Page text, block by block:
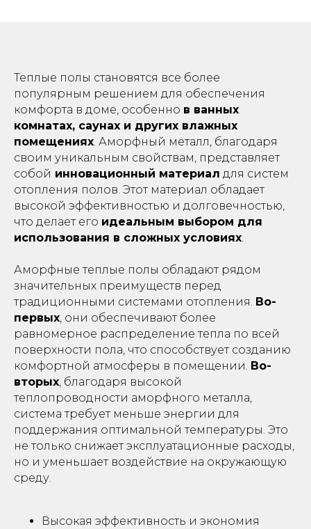
Теплые полы становятся все более
популярным решением для обеспечения
комфорта в доме, особенно в ванных
комнатах, саунах и других влажных
помещениях. Аморфный металл, благодаря
своим уникальным свойствам, представляет
собой инновационный материал для систем
отопления полов. Этот материал обладает
высокой эффективностью и долговечностью,
что делает его идеальным выбором для
использования в сложных условиях.
Аморфные теплые полы обладают рядом
значительных преимуществ перед
традиционными системами отопления. Во-
первых, они обеспечивают более
равномерное распределение тепла по всей
поверхности пола, что способствует созданию
комфортной атмосферы в помещении. Во-
вторых, благодаря высокой
теплопроводности аморфного металла,
система требует меньше энергии для
поддержания оптимальной температуры. Это
не только снижает эксплуатационные расходы,
но и уменьшает воздействие на окружающую
среду.
Высокая эффективность и экономия